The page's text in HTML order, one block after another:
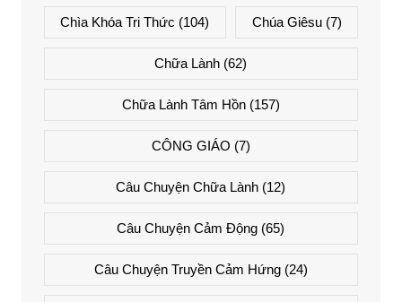
Chìa Khóa Tri Thức (104) Chúa Giêsu(7)
Chữa Lành (62)
Chữa Lành Tâm Hồn(157)
CÔNG GIÁO (7)
Câu Chuyện Chữa Lành (12)
Câu Chuyện Cảm Động (65)
Câu Chuyện Truyền Cảm Hứng(24)